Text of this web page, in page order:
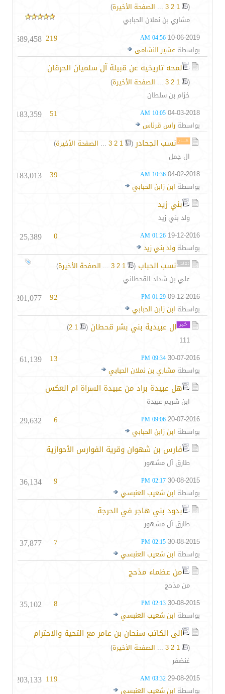
(
1
2
3
... الصفحة الأخيرة)
مشاري بن نملان الحبابي
10-06-2019
04:56 AM
بواسطة عشير النشامى
219
689,458
لمحه تاريخيه عن قبيلة آل سلميان الحرقان
(
1
2
3
... الصفحة الأخيرة)
خزام بن سلطان
04-03-2018
10:05 AM
بواسطة راس قرناس
51
183,359
نسب الجحادر‏
(
1
2
3
... الصفحة الأخيرة)
ال جمل
04-02-2018
10:36 AM
بواسطة ابن زابن الحبابي
39
183,013
بني زيد
ولد بني زيد
19-12-2016
01:26 AM
بواسطة ولد بني زيد
0
25,389
نسب الحباب (
1
2
3
... الصفحة الأخيرة)
علي بن شداد القحطاني
09-12-2016
01:29 PM
بواسطة ابن زابن الحبابي
92
201,077
ال عبيدية بني بشر قحطان (
1
2
)
111
30-07-2016
09:34 PM
بواسطة مشاري بن نملان الحبابي
13
61,139
هل عبيدة براد من عبيدة السراة ام العكس
ابن شريم عبيدة
20-07-2016
09:06 PM
بواسطة ابن زابن الحبابي
6
29,632
فارس بن شهوان وقرية الفوارس الأحوازية
طارق آل مشهور
30-08-2015
02:17 PM
بواسطة ابن شعيب العنبسي
9
36,134
بدود بني هاجر في الحرجة
طارق آل مشهور
30-08-2015
02:15 PM
بواسطة ابن شعيب العنبسي
7
37,877
من عظماء مذحج
من مذحج
30-08-2015
02:13 PM
بواسطة ابن شعيب العنبسي
8
35,102
الى الكاتب سنحان بن عامر مع التحية والاحترام
(
1
2
3
... الصفحة الأخيرة)
غنضفر
29-08-2015
03:32 AM
بواسطة ابن شعيب العنبسي
119
203,133